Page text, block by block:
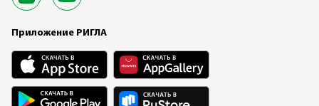
Приложение РИГЛА